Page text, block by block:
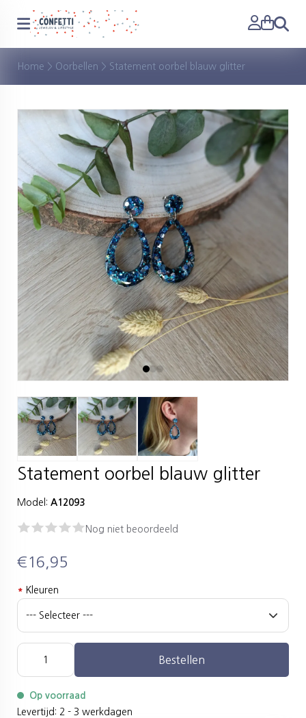
Zoeken
Home > Oorbellen > Statement oorbel blauw glitter
Statement oorbel blauw glitter
Model: A12093
Nog niet beoordeeld
€16,95
* Kleuren
Bestellen
Op voorraad
Levertijd: 2 - 3 werkdagen